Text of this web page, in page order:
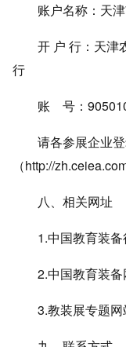
账户名称：天津
开 户 行：天津
行
账 号：
请各参展企业登
（http://
八、相关网址
1.中国教育装备
2.中国教育装备
3.教装展专题网